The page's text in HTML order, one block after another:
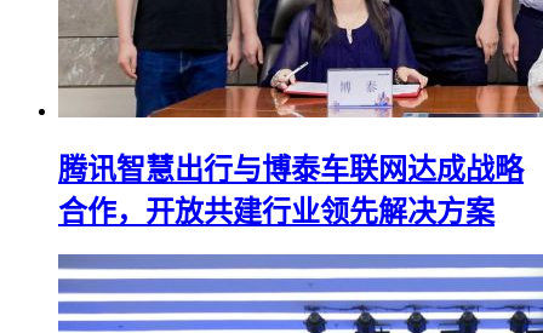
腾讯智慧出行与博泰车联网达成战略
合作，开放共建行业领先解决方案